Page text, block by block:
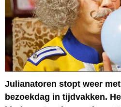
Julianatoren stopt weer
bezoekdag in tijdvakken.